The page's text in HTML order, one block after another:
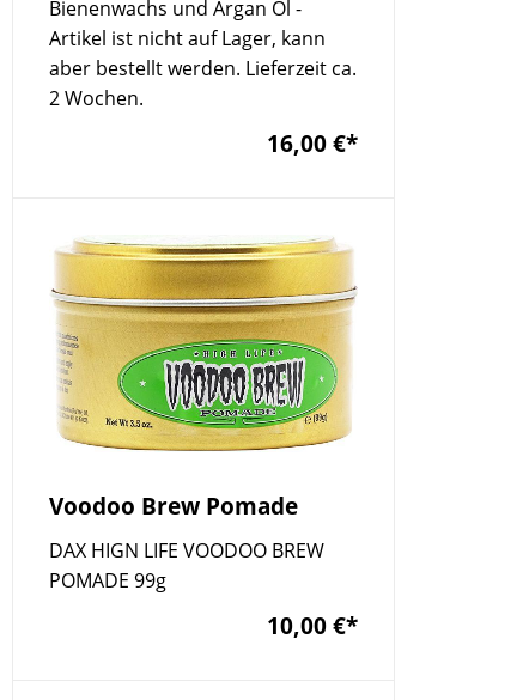
Bienenwachs und Argan Öl -
Artikel ist nicht auf Lager, kann
aber bestellt werden. Lieferzeit ca.
2 Wochen.
16,00 €*
Voodoo Brew Pomade
DAX HIGN LIFE VOODOO BREW
POMADE 99g
10,00 €*